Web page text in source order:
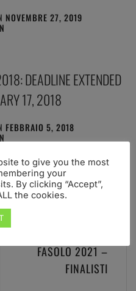
NOVEMBRE 27, 2019
DEADLINE EXTENDED
17, 2018
FEBBRAIO 5, 2018
FASOLO 2021 –
FINALISTI
to give you the most
your
By clicking “Accept”,
the cookies.